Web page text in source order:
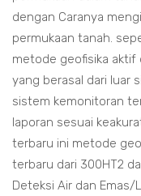
dengan Caranya
permukaan tanah.
metode geofisika aktif
yang berasal dari luar
sistem kemonitoran
laporan sesuai
terbaru ini metode
terbaru dari 300HT2
Deteksi Air dan